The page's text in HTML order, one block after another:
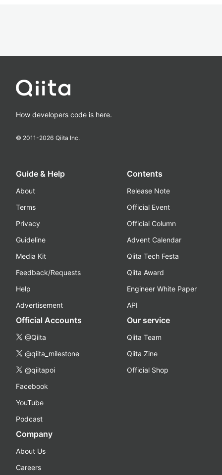
How developers code is here.
© 2011-2026 Qiita Inc.
Guide & Help
About
Terms
Privacy
Guideline
Media Kit
Feedback/Requests
Help
Advertisement
Contents
Release Note
Official Event
Official Column
Advent Calendar
Qiita Tech Festa
Qiita Award
Engineer White Paper
API
Official Accounts
@Qiita
@qiita_milestone
@qiitapoi
Facebook
YouTube
Podcast
Our service
Qiita Team
Qiita Zine
Official Shop
Company
About Us
Careers